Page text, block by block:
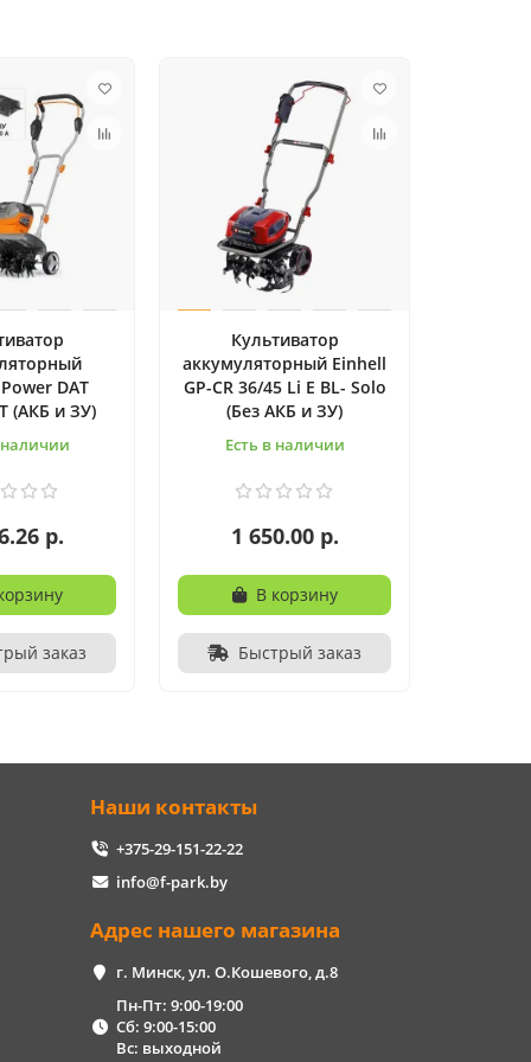
DAT
(АКБ и ЗУ)
наличии
р.
заказ
Культиватор
аккумуляторный Einhell
GP-CR 36/45 Li E BL- Solo
(Без АКБ и ЗУ)
Есть в наличии
1 650.00 р.
В корзину
Быстрый заказ
Наши контакты
+375-29-151-22-22
info@f-park.by
Адрес нашего магазина
г. Минск, ул. О.Кошевого, д.8
Пн-Пт: 9:00-19:00
Сб: 9:00-15:00
Вс: выходной